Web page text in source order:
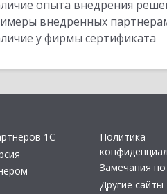
опыта внедрения
внедренных
у фирмы сертификата
1С
Политика
Замечания по
Другие сайты